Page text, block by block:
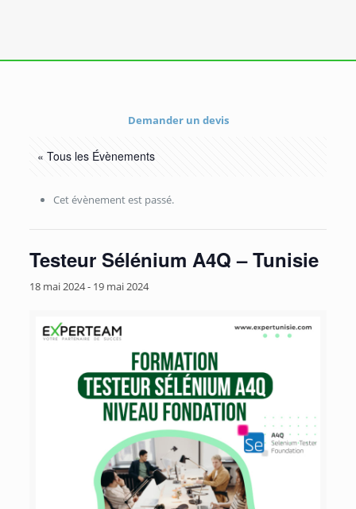
Demander un devis
« Tous les Évènements
Cet évènement est passé.
Testeur Sélénium A4Q – Tunisie
18 mai 2024- 19 mai 2024